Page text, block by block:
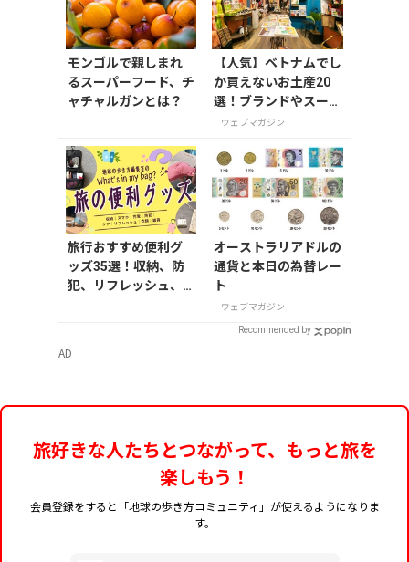
モンゴルで親しまれ
るスーパーフード、チ
ャチャルガンとは？
【人気】ベトナムでし
か買えないお土産20
選！ブランドやスーパ
ーのお菓子や雑貨まで
ウェブマガジン
旅行おすすめ便利グ
ッズ35選！収納、防
犯、リフレッシュ、
オーストラリアドルの
通貨と本日の為替レー
ト
ウェブマガジン
Recommended by
AD
旅好きな人たちとつながって、もっと旅を
楽しもう！
会員登録をすると「地球の歩き方コミュニティ」が使えるようになりま
す。